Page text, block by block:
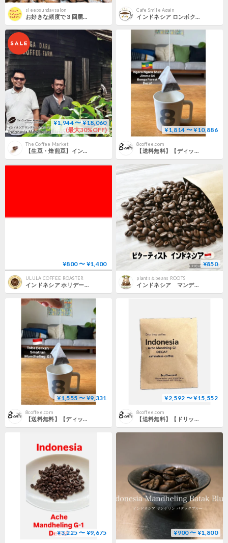
sleepsundaysalon
お好きな頻度で３回届く定期便 / マンデリン(200g×3)中深煎り
Cafe Smile Again
インドネシア ロンボク島 ロブスタ ナチュラルG1 中深煎 150ｇ
¥1,944 〜 ¥18,060
(最大30%OFF)
The Coffee Market
【生豆・焙煎豆】インドネシア マンデリン ナタル G1
¥1,814 〜 ¥10,886
8coffee.com
【送料無料】【ディップスタイルコーヒー】１２個入り～９０個入り エチオピア ジマG4 ボンガフォレスト デカフェ ノンカフェイン
¥800 〜 ¥1,400
ULULA COFFEE ROASTER
インドネシア ホリデーマンデリン スマトラ式 G1
¥850
plants＆beans ROOTS
インドネシア マンデリンG1 100g
¥1,555 〜 ¥9,331
8coffee.com
【送料無料】【ディップスタイルコーヒー】１２個入り～９０個入り インドネシア トバブルカ スマトラマンデリンG-1
¥2,592 〜 ¥15,552
8coffee.com
【送料無料】【ドリップバッグコーヒー】 １２袋～９０袋 インドネシア アチェ マンデリンG1 デカフェ ノンカフェイン
¥3,225 〜 ¥9,675 ¥900 〜 ¥1,800